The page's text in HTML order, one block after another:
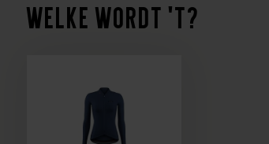
Welke wordt 't?